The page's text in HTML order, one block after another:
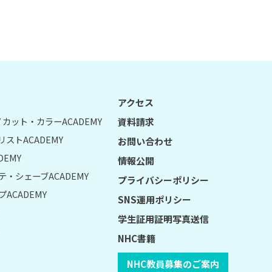
ット・カラーACADEMY
ストACADEMY
・シェーブACADEMY
ACADEMY
アクセス
資料請求
お問い合わせ
情報公開
プライバシーポリシー
SNS運用ポリシー
学生証用証明写真送信
NHC書籍
NHC教員募集のご案内